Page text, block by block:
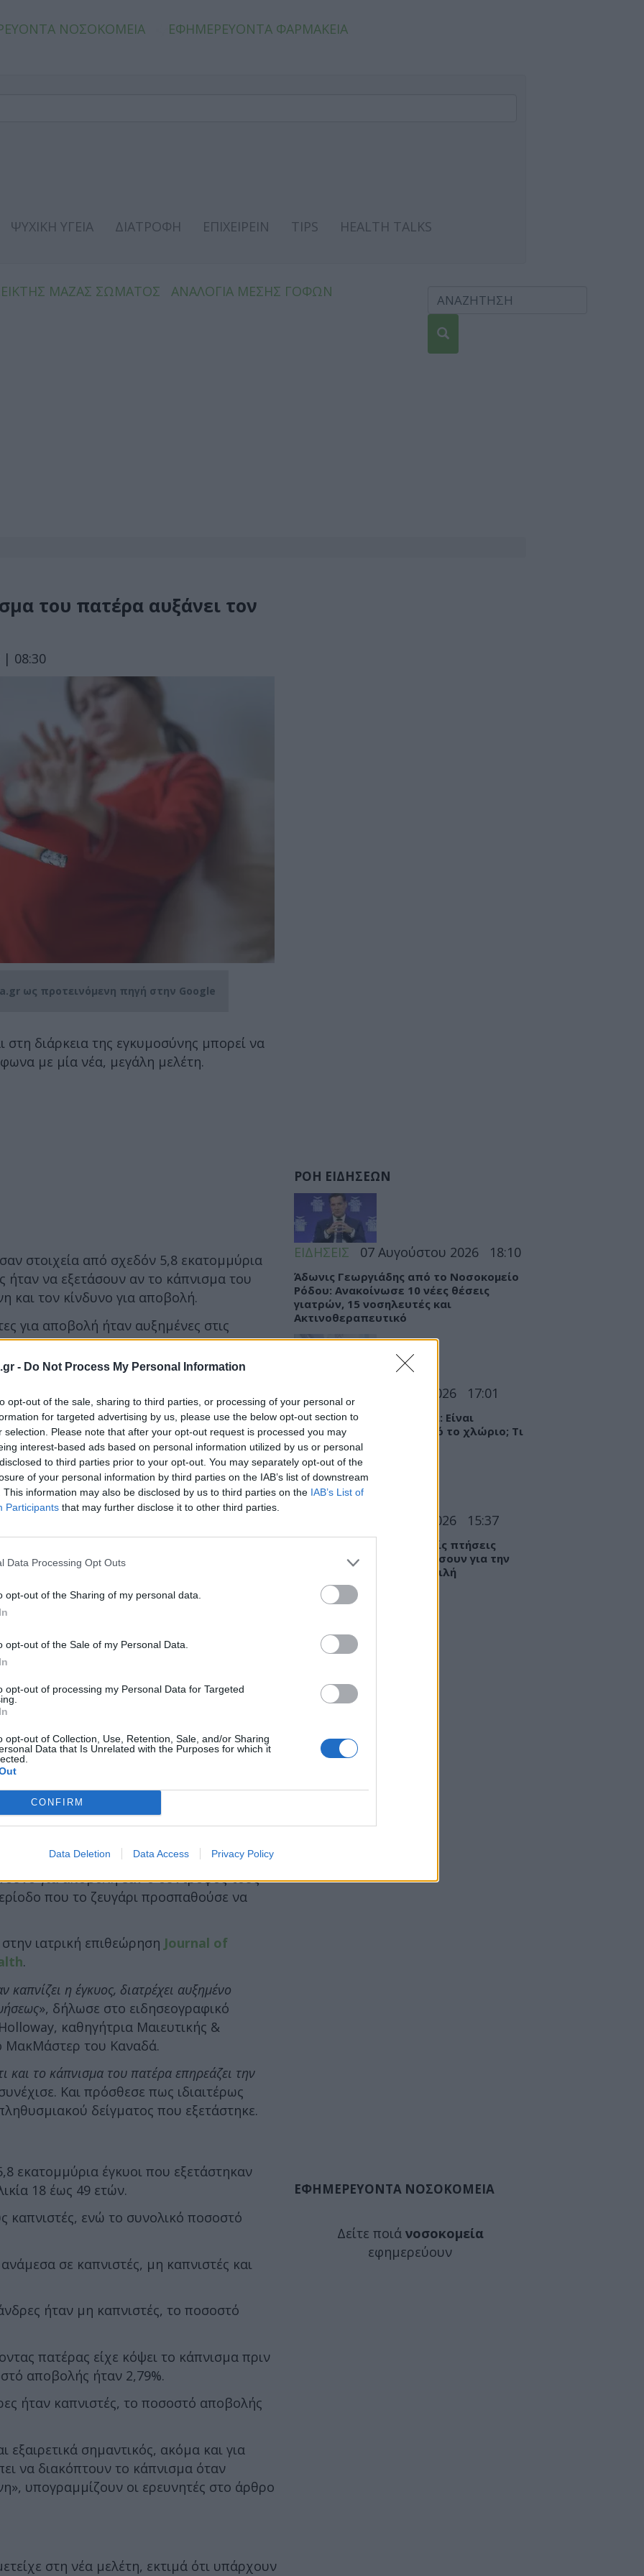
- Do Not Process My Personal Information
opt-out of the sale, sharing to third parties, or processing of your personal or
for targeted advertising by us, please use the below opt-out section to
selection. Please note that after your opt-out request is processed you may
interest-based ads based on personal information utilized by us or personal
to third parties prior to your opt-out. You may separately opt-out of the
of your personal information by third parties on the IAB’s list of downstream
This information may also be disclosed by us to third parties on the IAB’s List of
Participants that may further disclose it to other third parties.
Data Processing Opt Outs
opt-out of the Sharing of my personal data.
opt-out of the Sale of my Personal Data.
opt-out of processing my Personal Data for Targeted
opt-out of Collection, Use, Retention, Sale, and/or Sharing
Data that Is Unrelated with the Purposes for which it
CONFIRM
Data Deletion Data Access Privacy Policy
ΝΟΣΟΚΟΜΕΙΑ ΕΦΗΜΕΡΕΥΟΝΤΑ ΦΑΡΜΑΚΕΙΑ
ΨΥΧΙΚΗ ΥΓΕΙΑ ΔΙΑΤΡΟΦΗ ΕΠΙΧΕΙΡΕΙΝ TIPS
HEALTH TALKS
ΜΑΖΑΣ ΣΩΜΑΤΟΣ
ΑΝΑΛΟΓΙΑ ΜΕΣΗΣ ΓΟΦΩΝ
του πατέρα αυξάνει τον
| 08:30
ως προτεινόμενη πηγή στην Google
διάρκεια της εγκυμοσύνης μπορεί να
με μία νέα, μεγάλη μελέτη.
στοιχεία από σχεδόν 5,8 εκατομμύρια
ήταν να εξετάσουν αν το κάπνισμα του
και τον κίνδυνο για αποβολή.
για αποβολή ήταν αυξημένες στις
πιθανότητες για αποβολή εάν
πρώτους μήνες της εγκυμοσύνης.
για αποβολή εάν ο σύντροφός τους
που το ζευγάρι προσπαθούσε να
ιατρική επιθεώρηση Journal of
.
η έγκυος, διατρέχει αυξημένο
», δήλωσε στο ειδησεογραφικό
καθηγήτρια Μαιευτικής &
ΜακΜάστερ του Καναδά.
και το κάπνισμα του πατέρα επηρεάζει την
Και πρόσθεσε πως ιδιαιτέρως
δείγματος που εξετάστηκε.
εκατομμύρια έγκυοι που εξετάστηκαν
18 έως 49 ετών.
καπνιστές, ενώ το συνολικό ποσοστό
σε καπνιστές, μη καπνιστές και
ήταν μη καπνιστές, το ποσοστό
πατέρας είχε κόψει το κάπνισμα πριν
αποβολής ήταν 2,79%.
ήταν καπνιστές, το ποσοστό αποβολής
εξαιρετικά σημαντικός, ακόμα και για
να διακόπτουν το κάπνισμα όταν
υπογραμμίζουν οι ερευνητές στο άρθρο
στη νέα μελέτη, εκτιμά ότι υπάρχουν
ΡΟΗ ΕΙΔΗΣΕΩΝ
ΕΙΔΗΣΕΙΣ 07 Αυγούστου 2026 18:10
Άδωνις Γεωργιάδης από το Νοσοκομείο
Ρόδου: Ανακοίνωσε 10 νέες θέσεις
γιατρών, 15 νοσηλευτές και
Ακτινοθεραπευτικό
07 Αυγούστου 2026 17:01
Εξάνθημα μετά την πισίνα: Είναι
αλλεργία ή ερεθισμός από το χλώριο; Τι
εξηγεί αλλεργιολόγος
07 Αυγούστου 2026 15:37
Πανδημίες: Πώς οι διεθνείς πτήσεις
μπορούν να προειδοποιήσουν για την
επόμενη υγειονομική απειλή
ΕΦΗΜΕΡΕΥΟΝΤΑ ΝΟΣΟΚΟΜΕΙΑ
Δείτε ποιά νοσοκομεία
εφημερεύουν